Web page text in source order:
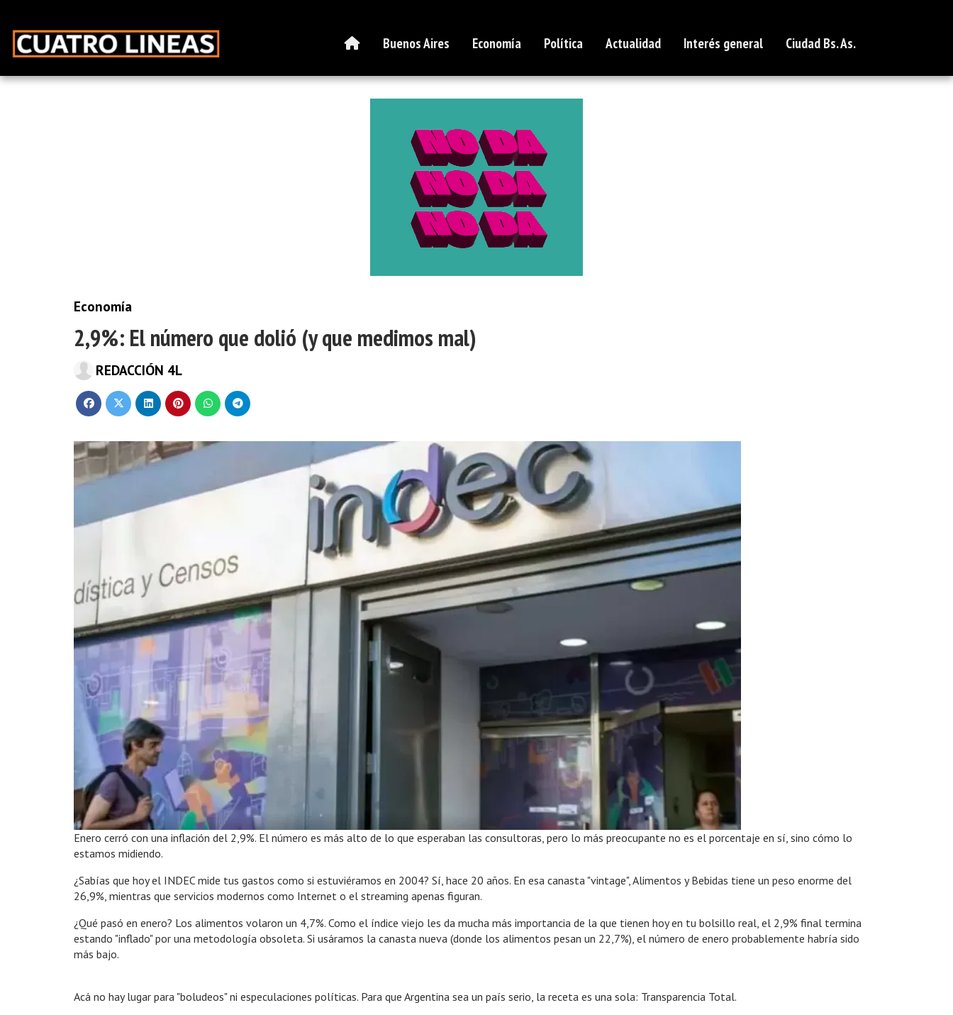
Buenos Aires Economía Política Actualidad Interés general Ciudad Bs. As.
2,9%: El número que dolió (y que medimos mal)
Economía
REDACCIÓN 4L
Enero cerró con una inflación del 2,9%. El número es más alto de lo que esperaban las consultoras, pero lo más preocupante no es el porcentaje en sí, sino cómo lo
estamos midiendo.
¿Sabías que hoy el INDEC mide tus gastos como si estuviéramos en 2004? Sí, hace 20 años. En esa canasta "vintage", Alimentos y Bebidas tiene un peso enorme del
26,9%, mientras que servicios modernos como Internet o el streaming apenas figuran.
¿Qué pasó en enero? Los alimentos volaron un 4,7%. Como el índice viejo les da mucha más importancia de la que tienen hoy en tu bolsillo real, el 2,9% final termina
estando "inflado" por una metodología obsoleta. Si usáramos la canasta nueva (donde los alimentos pesan un 22,7%), el número de enero probablemente habría sido
más bajo.
Acá no hay lugar para "boludeos" ni especulaciones políticas. Para que Argentina sea un país serio, la receta es una sola: Transparencia Total.